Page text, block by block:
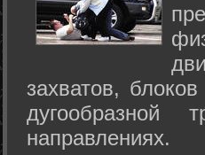
захватов,
направлениях.